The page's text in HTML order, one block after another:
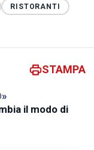
RISTORANTI
STAMPA
»
il modo di